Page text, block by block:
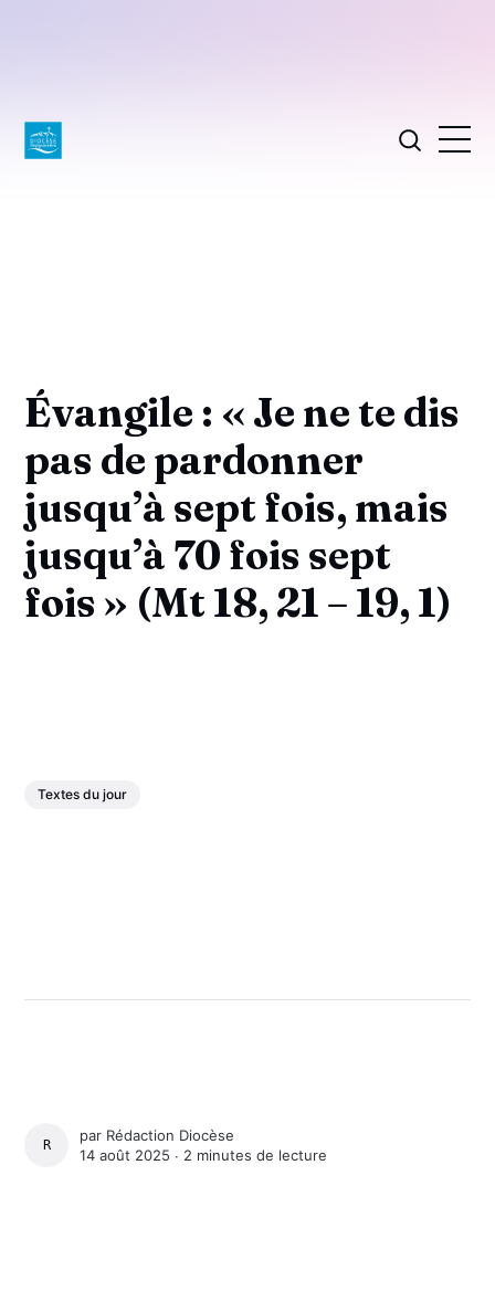
Évangile : « Je ne te dis
pas de pardonner
jusqu’à sept fois, mais
jusqu’à 70 fois sept
fois » (Mt 18, 21 – 19, 1)
Textes du jour
RÉDACTION DIOCÈSE
par Rédaction Diocèse
14 août 2025 ∙ 2 minutes de lecture